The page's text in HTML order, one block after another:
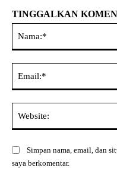
TINGGALKAN
Simpan nama, email, dan
saya berkomentar.